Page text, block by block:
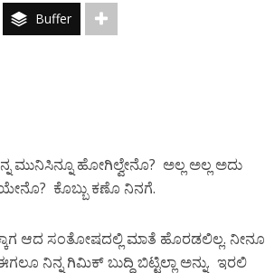
Buffer
ಹೋಗಿಲ್ವೇನೊ? ಅಲ್ಲ ಅಲ್ಲ ಅದು
ಕೊಬ್ಬು ಕಣೊ ನಿನಗೆ.
ಆದ ಸಂತೋಷದಲ್ಲಿ ಮಾತೆ ಹೊರಡಲಿಲ್ಲ. ನೀನೂ
ನಿನ್ನ ಗಿಮಿಕ್ ಬುದ್ಧಿ ಬಿಟ್ಟಿಲ್ಲಾ ಅನ್ನು. ಇರಲಿ